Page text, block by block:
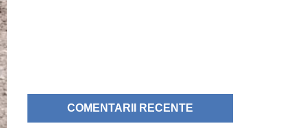
COMENTARII RECENTE